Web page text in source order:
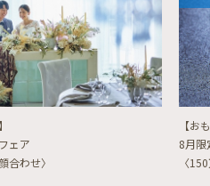
ェア
合わせ〉
【お
8月限
〈